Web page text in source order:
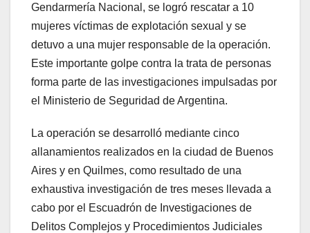
Gendarmería Nacional, se logró rescatar a 10
mujeres víctimas de explotación sexual y se
detuvo a una mujer responsable de la operación.
Este importante golpe contra la trata de personas
forma parte de las investigaciones impulsadas por
el Ministerio de Seguridad de Argentina.
La operación se desarrolló mediante cinco
allanamientos realizados en la ciudad de Buenos
Aires y en Quilmes, como resultado de una
exhaustiva investigación de tres meses llevada a
cabo por el Escuadrón de Investigaciones de
Delitos Complejos y Procedimientos Judiciales